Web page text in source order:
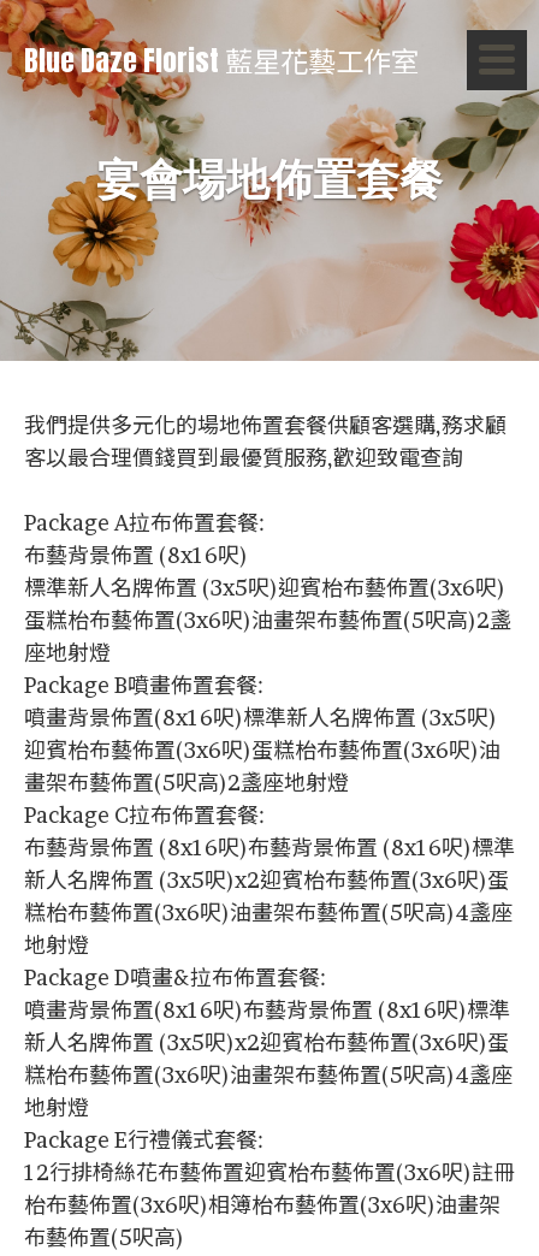
Blue Daze Florist 藍星花藝工作室
宴會場地佈置套餐
我們提供多元化的場地佈置套餐供顧客選購,務求顧
客以最合理價錢買到最優質服務,歡迎致電查詢
Package A拉布佈置套餐:
布藝背景佈置 (8x16呎)
標準新人名牌佈置 (3x5呎)迎賓枱布藝佈置(3x6呎)
蛋糕枱布藝佈置(3x6呎)油畫架布藝佈置(5呎高)2盞
座地射燈
Package B噴畫佈置套餐:
噴畫背景佈置(8x16呎)標準新人名牌佈置 (3x5呎)
迎賓枱布藝佈置(3x6呎)蛋糕枱布藝佈置(3x6呎)油
畫架布藝佈置(5呎高)2盞座地射燈
Package C拉布佈置套餐:
布藝背景佈置 (8x16呎)布藝背景佈置 (8x16呎)標準
新人名牌佈置 (3x5呎)x2迎賓枱布藝佈置(3x6呎)蛋
糕枱布藝佈置(3x6呎)油畫架布藝佈置(5呎高)4盞座
地射燈
Package D噴畫&拉布佈置套餐:
噴畫背景佈置(8x16呎)布藝背景佈置 (8x16呎)標準
新人名牌佈置 (3x5呎)x2迎賓枱布藝佈置(3x6呎)蛋
糕枱布藝佈置(3x6呎)油畫架布藝佈置(5呎高)4盞座
地射燈
Package E行禮儀式套餐:
12行排椅絲花布藝佈置迎賓枱布藝佈置(3x6呎)註冊
枱布藝佈置(3x6呎)相簿枱布藝佈置(3x6呎)油畫架
布藝佈置(5呎高)